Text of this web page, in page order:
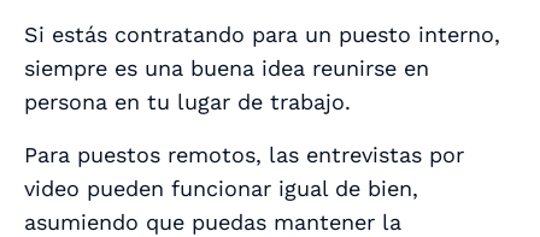
Si estás contratando para un puesto interno,
siempre es una buena idea reunirse en
persona en tu lugar de trabajo.
Para puestos remotos, las entrevistas por
video pueden funcionar igual de bien,
asumiendo que puedas mantener la